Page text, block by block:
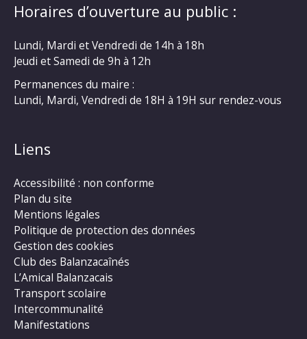
Horaires d’ouverture au public :
Lundi, Mardi et Vendredi de 14h à 18h
Jeudi et Samedi de 9h à 12h
Permanences du maire :
Lundi, Mardi, Vendredi de 18H à 19H sur rendez-vous
Liens
Accessibilité : non conforme
Plan du site
Mentions légales
Politique de protection des données
Gestion des cookies
Club des Balanzacaînés
L’Amical Balanzacais
Transport scolaire
Intercommunalité
Manifestations